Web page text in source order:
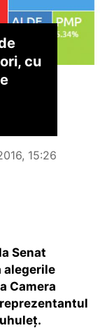
cu
15:26
Senat
alegerile
Camera